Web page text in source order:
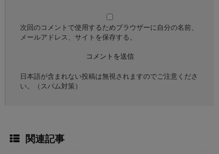
次回のコメントで使用するためブラウザーに自分の名前、
メールアドレス、サイトを保存する。
日本語が含まれない投稿は無視されますのでご注意くださ
い。（スパム対策）
関連記事